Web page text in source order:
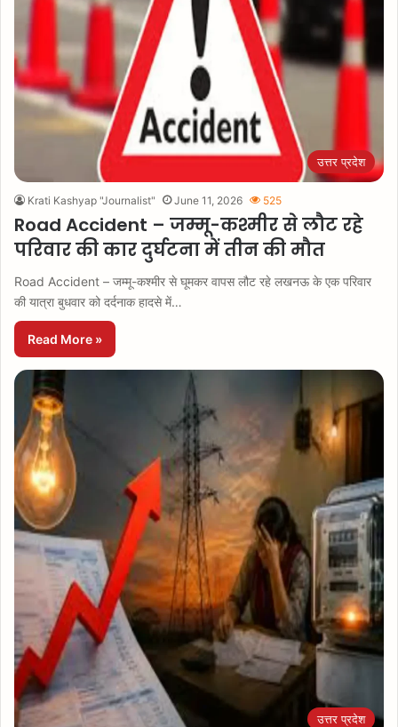
उत्तर प्रदेश
Krati Kashyap "Journalist" June 11, 2026 525
Road Accident – जम्मू-कश्मीर से लौट रहे
परिवार की कार दुर्घटना में तीन की मौत
Road Accident – जम्मू-कश्मीर से घूमकर वापस लौट रहे लखनऊ के एक परिवार
की यात्रा बुधवार को दर्दनाक हादसे में…
Read More »
उत्तर प्रदेश